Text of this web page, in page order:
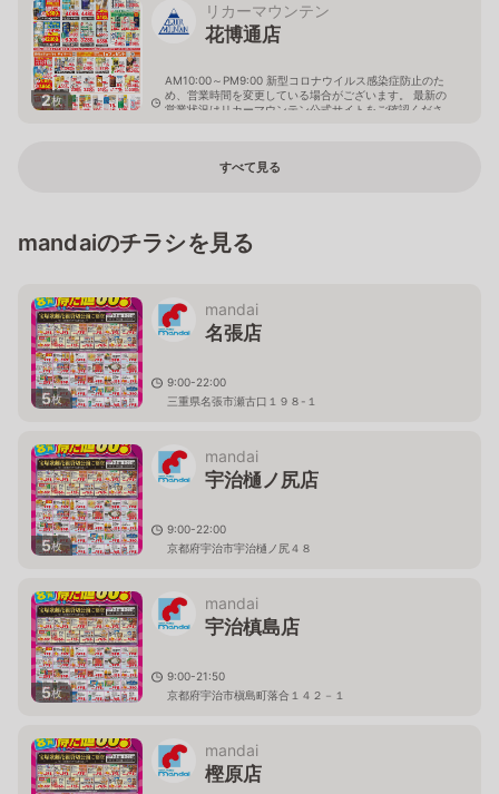
2枚
リカーマウンテン
花博通店
AM10:00～PM9:00 新型コロナウイルス感染症防止のた
め、営業時間を変更している場合がございます。 最新の
営業状況はリカーマウンテン公式サイトをご確認くださ
すべて見る
mandaiのチラシを見る
5枚
mandai
名張店
9:00-22:00
三重県名張市瀬古口１９８-１
5枚
mandai
宇治樋ノ尻店
9:00-22:00
京都府宇治市宇治樋ノ尻４８
5枚
mandai
宇治槙島店
9:00-21:50
京都府宇治市槇島町落合１４２－１
mandai
樫原店